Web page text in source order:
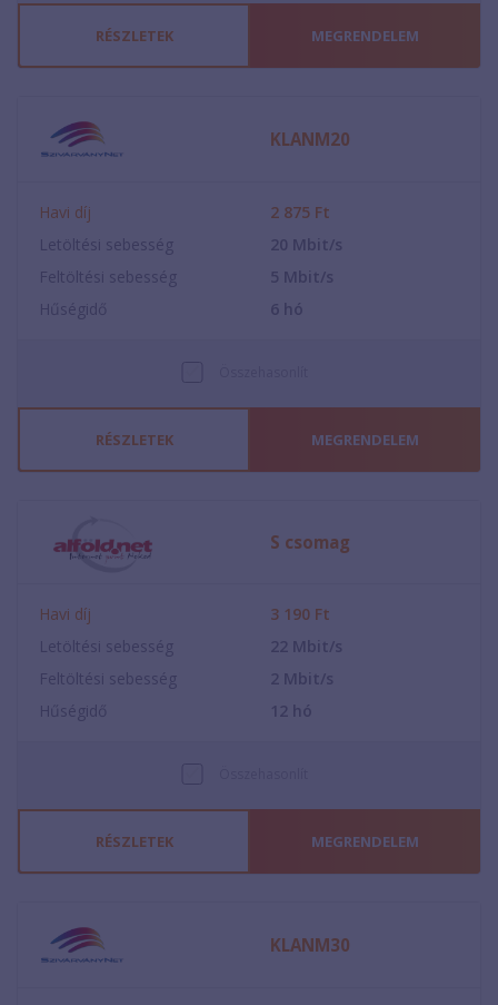
RÉSZLETEK MEGRENDELEM
KLANM20
Havi díj 2 875 Ft
Letöltési sebesség
20 Mbit/s
Feltöltési sebesség
5 Mbit/s
Hűségidő
6 hó
RÉSZLETEK MEGRENDELEM
S csomag
Havi díj 3 190 Ft
Letöltési sebesség
22 Mbit/s
Feltöltési sebesség
2 Mbit/s
Hűségidő
12 hó
RÉSZLETEK MEGRENDELEM
KLANM30